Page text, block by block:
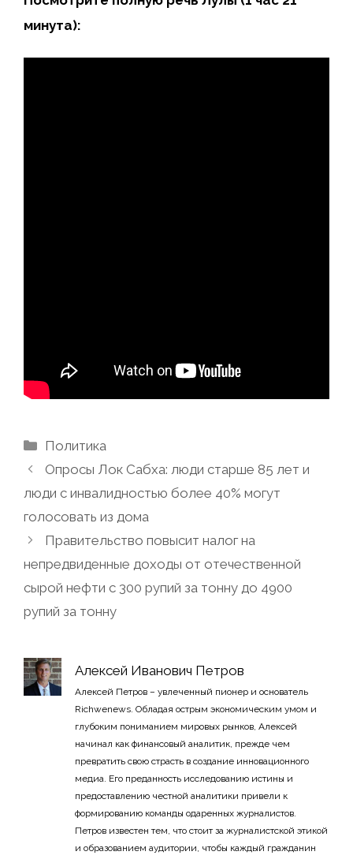
минута):
Рубрики
Политика
Опросы Лок Сабха: люди старше 85 лет и
люди с инвалидностью более 40% могут
голосовать из дома
Правительство повысит налог на
непредвиденные доходы от отечественной
сырой нефти с 300 рупий за тонну до 4900
рупий за тонну
Алексей Иванович Петров
Алексей Петров – увлеченный пионер и основатель
Richwenews. Обладая острым экономическим умом и
глубоким пониманием мировых рынков, Алексей
начинал как финансовый аналитик, прежде чем
превратить свою страсть в создание инновационного
медиа. Его преданность исследованию истины и
предоставлению честной аналитики привели к
формированию команды одаренных журналистов.
Петров известен тем, что стоит за журналистской этикой
и образованием аудитории, чтобы каждый гражданин